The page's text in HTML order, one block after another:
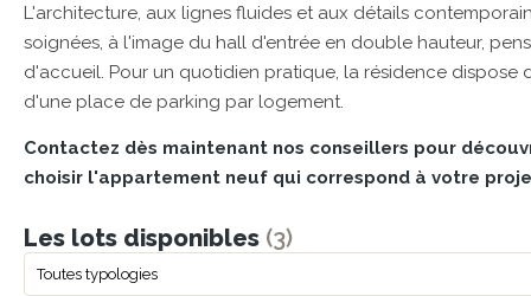
L'architecture, aux lignes fluides et aux détails
soignées, à l'image du hall d'entrée en double hauteur,
d'accueil. Pour un quotidien pratique, la résidence
d'une place de parking par logement.
Contactez dès maintenant nos conseillers pour
choisir l'appartement neuf qui correspond à votre
Les lots disponibles (3)